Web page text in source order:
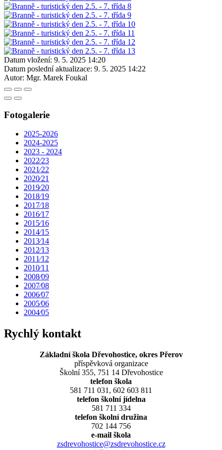
Datum vložení: 9. 5. 2025 14:20
Datum poslední aktualizace: 9. 5. 2025 14:22
Autor: Mgr. Marek Foukal
Fotogalerie
2025-2026
2024-2025
2023 - 2024
2022⁄23
2021⁄22
2020⁄21
2019⁄20
2018⁄19
2017⁄18
2016⁄17
2015⁄16
2014⁄15
2013⁄14
2012⁄13
2011⁄12
2010⁄11
2008⁄09
2007⁄08
2006⁄07
2005⁄06
2004⁄05
Rychlý kontakt
Základní škola Dřevohostice, okres Přerov
příspěvková organizace
Školní 355, 751 14 Dřevohostice
telefon škola
581 711 031, 602 603 811
telefon školní jídelna
581 711 334
telefon školní družina
702 144 756
e-mail škola
zsdrevohostice@zsdrevohostice.cz